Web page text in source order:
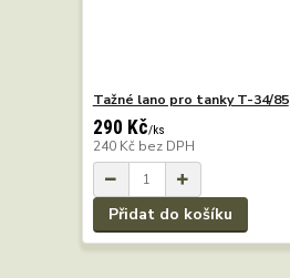
Tažné lano pro tanky T-34/85
290 Kč/ks
240 Kč bez DPH
Přidat do košíku